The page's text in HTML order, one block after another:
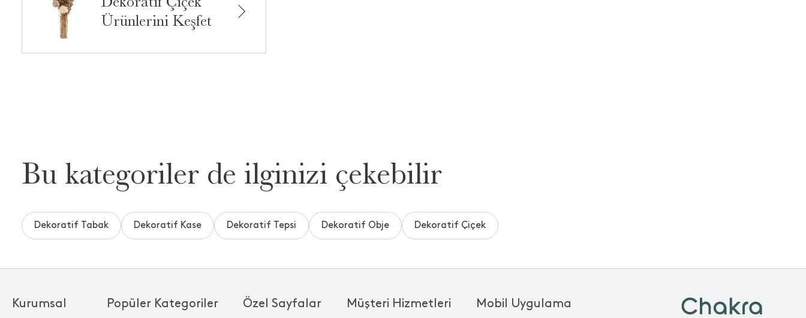
Ürünlerini Keşfet
Bu kategoriler de ilginizi çekebilir
Dekoratif Tabak Dekoratif Kase Dekoratif Tepsi Dekoratif Obje Dekoratif Çiçek
Popüler Kategoriler Özel Sayfalar
Kurumsal Müşteri Hizmetleri Mobil Uygulama